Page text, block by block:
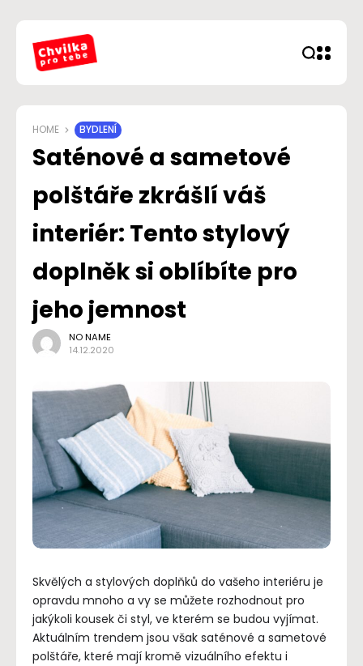
HOME BYDLENÍ
Saténové a sametové
polštáře zkrášlí váš
interiér: Tento stylový
doplněk si oblíbíte pro
jeho jemnost
NO NAME
14.12.2020
Skvělých a stylových doplňků do vašeho interiéru je
opravdu mnoho a vy se můžete rozhodnout pro
jakýkoli kousek či styl, ve kterém se budou vyjímat.
Aktuálním trendem jsou však saténové a sametové
polštáře, které mají kromě vizuálního efektu i